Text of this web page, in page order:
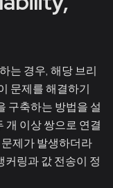
는 경우, 해당 브리
문제를 해결하기
구축하는 방법을 설
개 이상 쌍으로 연결
제가 발생하더라
커링과 값 전송이 정